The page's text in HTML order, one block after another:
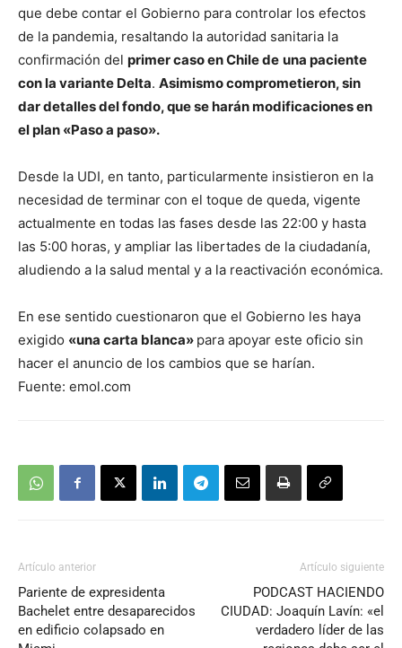
que debe contar el Gobierno para controlar los efectos
de la pandemia, resaltando la autoridad sanitaria la
confirmación del primer caso en Chile de una paciente
con la variante Delta. Asimismo comprometieron, sin
dar detalles del fondo, que se harán modificaciones en
el plan «Paso a paso».
Desde la UDI, en tanto, particularmente insistieron en la
necesidad de terminar con el toque de queda, vigente
actualmente en todas las fases desde las 22:00 y hasta
las 5:00 horas, y ampliar las libertades de la ciudadanía,
aludiendo a la salud mental y a la reactivación económica.
En ese sentido cuestionaron que el Gobierno les haya
exigido «una carta blanca» para apoyar este oficio sin
hacer el anuncio de los cambios que se harían.
Fuente: emol.com
Artículo anterior
Pariente de expresidenta
Bachelet entre desaparecidos
en edificio colapsado en
Artículo siguiente
PODCAST HACIENDO
CIUDAD: Joaquín Lavín: «el
verdadero líder de las